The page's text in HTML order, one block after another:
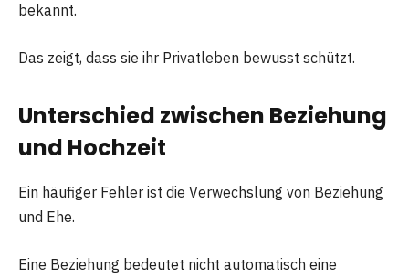
bekannt.
Das zeigt, dass sie ihr Privatleben bewusst schützt.
Unterschied zwischen Beziehung
und Hochzeit
Ein häufiger Fehler ist die Verwechslung von Beziehung
und Ehe.
Eine Beziehung bedeutet nicht automatisch eine